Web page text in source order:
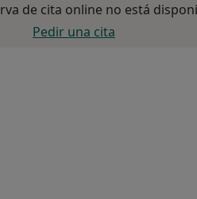
de cita online no está
Pedir una cita